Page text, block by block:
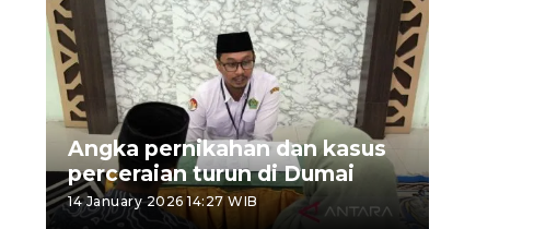
Angka pernikahan dan kasus
perceraian turun di Dumai
14 January 2026 14:27 WIB